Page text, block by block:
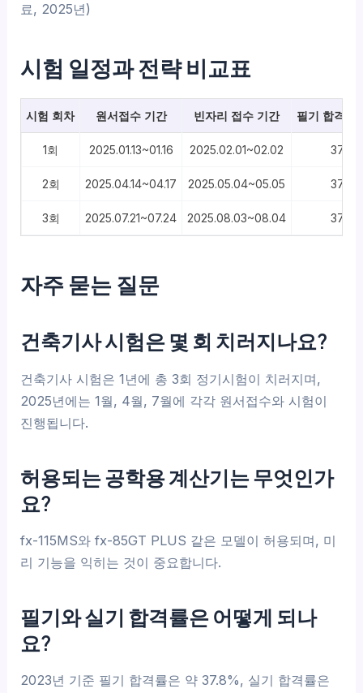
료, 2025년)
시험 일정과 전략 비교표
시험 회차 원서접수 기간 빈자리 접수 기간 필기 합격
1회 2025.01.13~01.16 2025.02.01~02.02
2회 2025.04.14~04.17 2025.05.04~05.05
3회 2025.07.21~07.24 2025.08.03~08.04
자주 묻는 질문
건축기사 시험은 몇 회 치러지나요?
건축기사 시험은 1년에 총 3회 정기시험이 치러지며,
2025년에는 1월, 4월, 7월에 각각 원서접수와 시험이
진행됩니다.
허용되는 공학용 계산기는 무엇인가
요?
fx-115MS와 fx-85GT PLUS 같은 모델이 허용되며, 미
리 기능을 익히는 것이 중요합니다.
필기와 실기 합격률은 어떻게 되나
요?
2023년 기준 필기 합격률은 약 37.8%, 실기 합격률은